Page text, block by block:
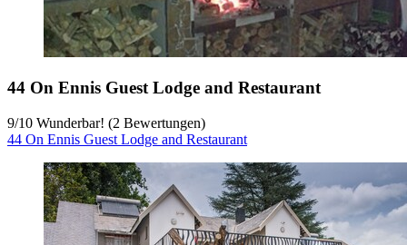
44 On Ennis Guest Lodge and Restaurant
9/10 Wunderbar! (2 Bewertungen)
44 On Ennis Guest Lodge and Restaurant